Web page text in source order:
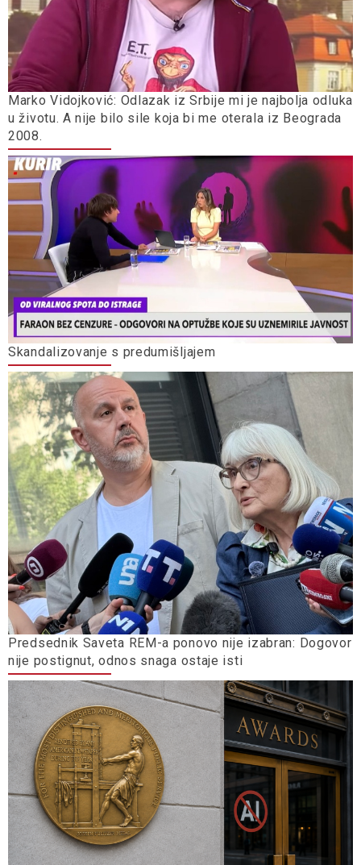
Marko Vidojković: Odlazak iz Srbije mi je najbolja odluka
u životu. A nije bilo sile koja bi me oterala iz Beograda
2008.
Skandalizovanje s predumišljajem
Predsednik Saveta REM-a ponovo nije izabran: Dogovor
nije postignut, odnos snaga ostaje isti